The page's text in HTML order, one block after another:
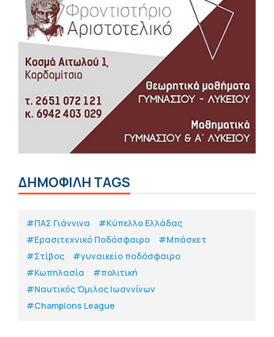
ΔΗΜΟΦΙΛΗ TAGS
#ΠΑΣ Γιάννινα
#Κύπελλο Ελλάδας
#Eρασιτεχνικό Ποδόσφαιρο
#Μπάσκετ
#Στίβος
#γυναικείο ποδόσφαιρο
#Κωπηλασία
#πολιτική
#Ναυτικός Όμιλος Ιωαννίνων
#Champions League